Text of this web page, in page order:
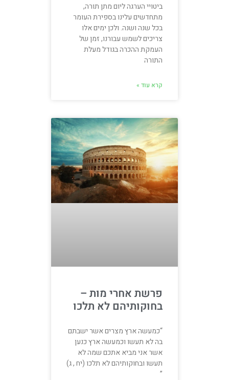
ביטויי הערגה ליום מתן תורה,
מתחדשים עלינו בספירת העומר
בכל שנה ושנה. ולכן ימים אלו
צריכים לשמש עבורנו, זמן של
העמקת ההכרה בגודל מעלת
התורה
קרא עוד »
פרשת אחרי מות –
בחוקותיהם לא תלכו
“כמעשה ארץ מצרים אשר ישבתם
בה לא תעשו וכמעשה ארץ כנען
אשר אני מביא אתכם שמה לא
תעשו ובחוקותיהם לא תלכו (יח , ג)
”